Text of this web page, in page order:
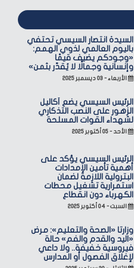
السيدة انتصار السيسي تحتفي
باليوم العالمي لذوي الهمم:
«وجودكم يضيف قيمًا
وإنسانية وجمالًا لا يُقدّر بثمن»
الأربعاء - ٠٣ ديسمبر ٢٠٢٥
الرئيس السيسي يضع أكاليل
الزهور على النصب التذكاري
لشهداء القوات المسلحة
الأحد - ٠٥ أكتوبر ٢٠٢٥
الرئيس السيسي يؤكد على
أهمية تأمين الإمدادات
البترولية اللازمة لضمان
استمرارية تشغيل محطات
الكهرباء دون انقطاع
السبت - ٠٤ أكتوبر ٢٠٢٥
وزارتا «الصحة والتعليم»: مرض
«اليد والقدم والفم» حالة
فيروسية خفيفة.. ولا داعي
لإغلاق الفصول أو المدارس